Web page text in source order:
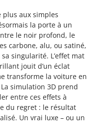
plus aux simples
la porte à un
le noir profond, le
carbone, alu, ou satiné,
singularité. L’effet mat
jouit d’un éclat
transforme la voiture en
simulation 3D prend
entre ces effets à
du regret : le résultat
Un vrai luxe – ou un